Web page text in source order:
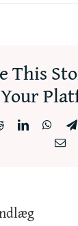
This
Your
RedditLinkedIn
E-